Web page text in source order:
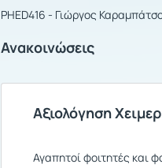
PHED416 - Γιώργος
Ανακοινώσεις
Aξιολόγηση
Αγαπητοί φοιτητές και